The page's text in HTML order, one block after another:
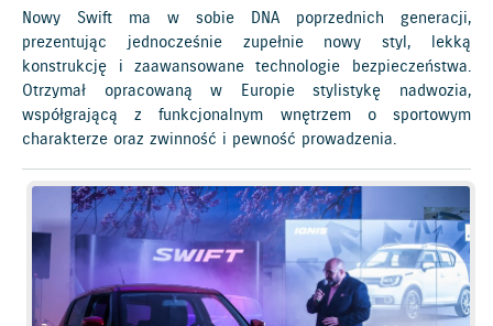
Nowy Swift ma w sobie DNA poprzednich generacji,
prezentując jednocześnie zupełnie nowy styl, lekką
konstrukcję i zaawansowane technologie bezpieczeństwa.
Otrzymał opracowaną w Europie stylistykę nadwozia,
współgrającą z funkcjonalnym wnętrzem o sportowym
charakterze oraz zwinność i pewność prowadzenia.